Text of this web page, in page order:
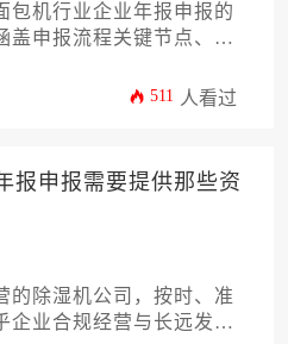
包机行业企业年报申报的
盖申报流程关键节点、合
经济性痛点，提供从基础
511 人看过
报申报需要提供那些资
的除湿机公司，按时、准
企业合规经营与长远发展